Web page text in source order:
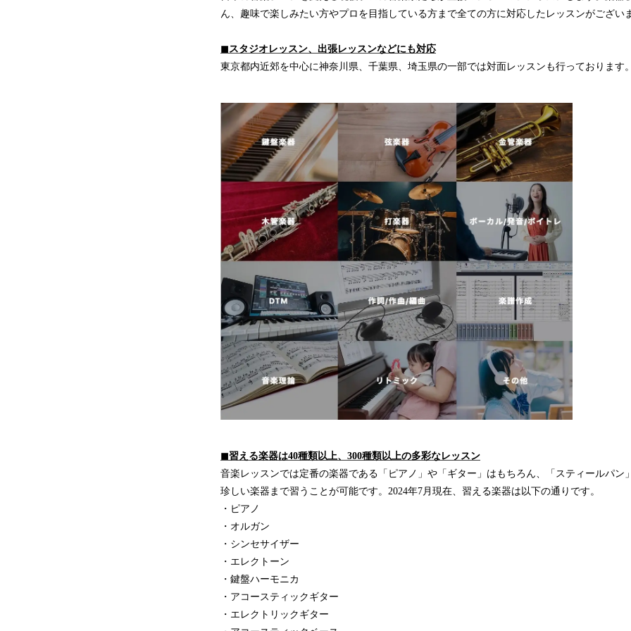
ん、趣味で楽しみたい方やプロを目指している方まで全ての方に対応したレッスンがござい
◼︎スタジオレッスン、出張レッスンなどにも対応
東京都内近郊を中心に神奈川県、千葉県、埼玉県の一部では対面レッスンも行っております。
◼︎習える楽器は40種類以上、300種類以上の多彩なレッスン
音楽レッスンでは定番の楽器である「ピアノ」や「ギター」はもちろん、「スティールパン
珍しい楽器まで習うことが可能です。2024年7月現在、習える楽器は以下の通りです。
・ピアノ
・オルガン
・シンセサイザー
・エレクトーン
・鍵盤ハーモニカ
・アコースティックギター
・エレクトリックギター